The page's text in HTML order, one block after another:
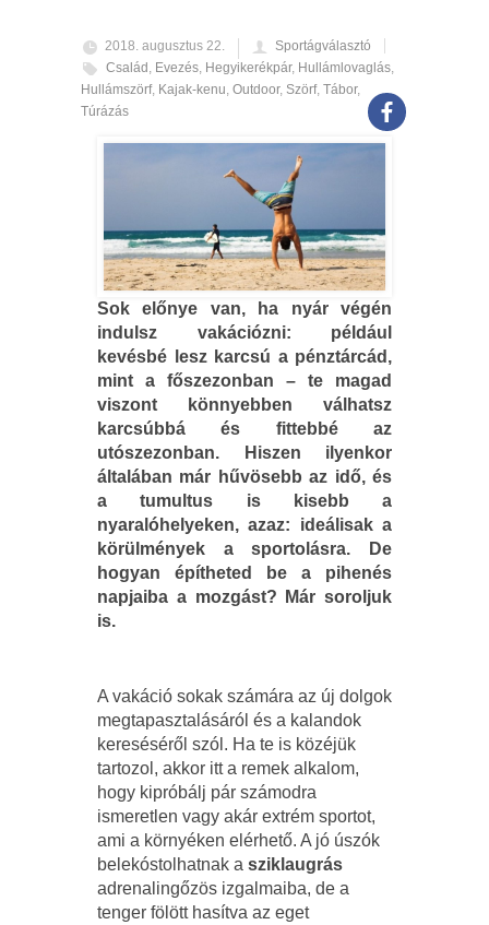
2018. augusztus 22.
Sportágválasztó
Család, Evezés, Hegyikerékpár, Hullámlovaglás,
Hullámszörf, Kajak-kenu, Outdoor, Szörf, Tábor,
Túrázás
Sok előnye van, ha nyár végén
indulsz vakációzni: például
kevésbé lesz karcsú a pénztárcád,
mint a főszezonban – te magad
viszont könnyebben válhatsz
karcsúbbá és fittebbé az
utószezonban. Hiszen ilyenkor
általában már hűvösebb az idő, és
a tumultus is kisebb a
nyaralóhelyeken, azaz: ideálisak a
körülmények a sportolásra. De
hogyan építheted be a pihenés
napjaiba a mozgást? Már soroljuk
is.
A vakáció sokak számára az új dolgok
megtapasztalásáról és a kalandok
kereséséről szól. Ha te is közéjük
tartozol, akkor itt a remek alkalom,
hogy kipróbálj pár számodra
ismeretlen vagy akár extrém sportot,
ami a környéken elérhető. A jó úszók
belekóstolhatnak a sziklaugrás
adrenalingőzös izgalmaiba, de a
tenger fölött hasítva az eget